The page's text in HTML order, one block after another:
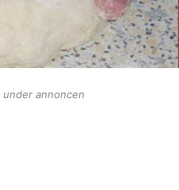
annoncen